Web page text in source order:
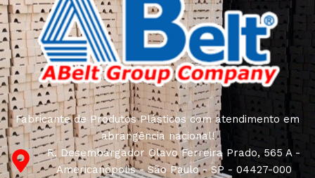
Fabricante de Produtos Plásticos com atendimento em
abrangência nacional!
R. Desembargador Olavo Ferreira Prado, 565 A -
Americanópolis - São Paulo - SP - 04427-000